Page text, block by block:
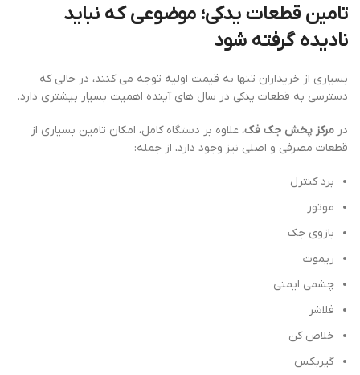
تامین قطعات یدکی؛ موضوعی که نباید
نادیده گرفته شود
بسیاری از خریداران تنها به قیمت اولیه توجه می کنند، در حالی که
دسترسی به قطعات یدکی در سال های آینده اهمیت بسیار بیشتری دارد.
در مرکز پخش جک فک، علاوه بر دستگاه کامل، امکان تامین بسیاری از
قطعات مصرفی و اصلی نیز وجود دارد، از جمله:
برد کنترل
موتور
بازوی جک
ریموت
چشمی ایمنی
فلاشر
خلاص کن
گیربکس